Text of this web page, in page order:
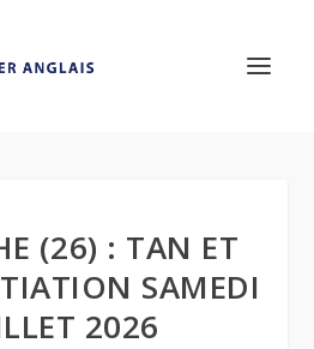
(26) : TAN ET
SAMEDI
2026